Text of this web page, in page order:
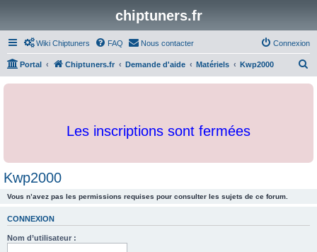
chiptuners.fr
Wiki Chiptuners FAQ Nous contacter Connexion
Portal Chiptuners.fr Demande d'aide Matériels Kwp2000
c
Les inscriptions sont fermées
Kwp2000
Vous n’avez pas les permissions requises pour consulter les sujets de ce forum.
CONNEXION
Nom d’utilisateur :